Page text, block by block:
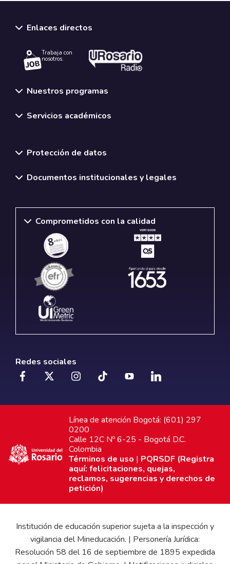
Enlaces directos
Trabaja con
nosotros.
Nuestros programas
Servicios académicos
Protección de datos
Documentos institucionales y legales
Comprometidos con la calidad
Redes sociales
Línea de atención Bogotá: (601) 297
0200
Calle 12C Nº 6-25 - Bogotá D.C.
Colombia
Términos de uso | PQRSDF (Registra
aquí: felicitaciones, quejas,
reclamos, sugerencias y derechos de
petición)
Institución de educación superior sujeta a la inspección y
vigilancia del Mineducación. | Personería Jurídica:
Resolución 58 del 16 de septiembre de 1895 expedida